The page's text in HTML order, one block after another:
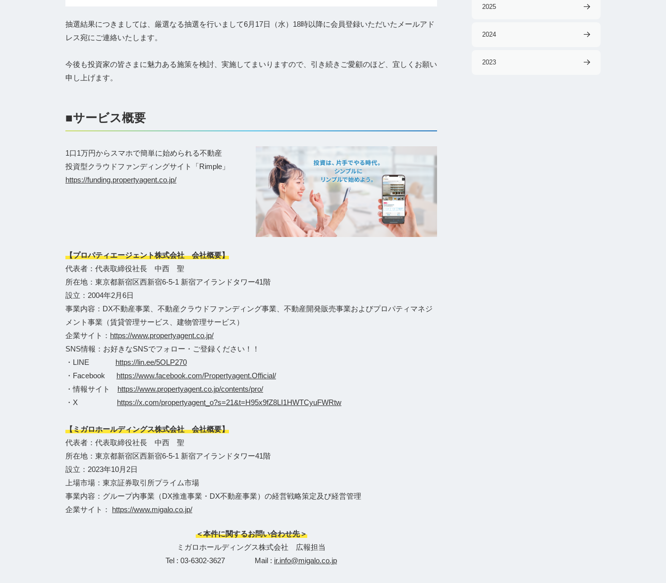
抽選結果につきましては、厳選なる抽選を行いまして6月17日（水）18時以降に会員登録いただいたメールアド
レス宛にご連絡いたします。
今後も投資家の皆さまに魅力ある施策を検討、実施してまいりますので、引き続きご愛顧のほど、宜しくお願い
申し上げます。
■サービス概要
1口1万円からスマホで簡単に始められる不動産
投資型クラウドファンディングサイト「Rimple」
https://funding.propertyagent.co.jp/
【プロパティエージェント株式会社 会社概要】
代表者：代表取締役社長 中西 聖
所在地：東京都新宿区西新宿6-5-1 新宿アイランドタワー41階
設立：2004年2月6日
事業内容：DX不動産事業、不動産クラウドファンディング事業、不動産開発販売事業およびプロパティマネジ
メント事業（賃貸管理サービス、建物管理サービス）
企業サイト： https://www.propertyagent.co.jp/
SNS情報：お好きなSNSでフォロー・ご登録ください！！
・LINE https://lin.ee/5OLP270
・Facebook https://www.facebook.com/Propertyagent.Official/
・情報サイト https://www.propertyagent.co.jp/contents/pro/
・X https://x.com/propertyagent_o?s=21&t=H95x9fZ8LI1HWTCyuFWRtw
【ミガロホールディングス株式会社 会社概要】
代表者：代表取締役社長 中西 聖
所在地：東京都新宿区西新宿6-5-1 新宿アイランドタワー41階
設立：2023年10月2日
上場市場：東京証券取引所プライム市場
事業内容：グループ内事業（DX推進事業・DX不動産事業）の経営戦略策定及び経営管理
企業サイト： https://www.migalo.co.jp/
＜本件に関するお問い合わせ先＞
ミガロホールディングス株式会社 広報担当
Tel : 03-6302-3627 Mail : ir.info@migalo.co.jp
2025
2024
2023